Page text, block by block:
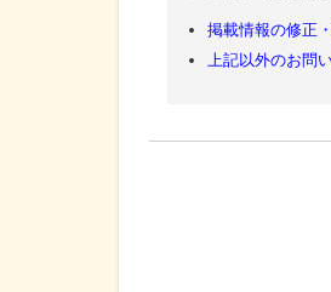
掲載情報の修正
上記以外のお問